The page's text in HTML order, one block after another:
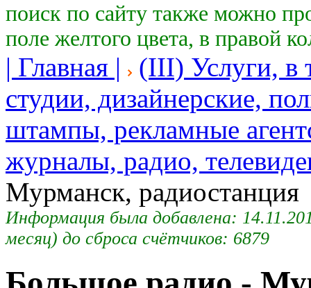
поиск по сайту также можно
поле желтого цвета, в правой
| Главная |
(III) Услуги, в
студии, дизайнерские,
штампы, рекламные
журналы, радио,
Мурманск, радиостанция
Информация была добавлена:
месяц) до сброса счётчиков: 6879